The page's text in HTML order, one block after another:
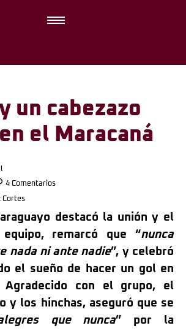
un cabezazo
el Maracaná
4 Comentarios
Cortes
destacó la unión y el
remarcó que “nunca
nada ni ante nadie”, y celebró
el sueño de hacer un gol en
Agradecido con el grupo, el
y los hinchas, aseguró que se
que nunca” por la